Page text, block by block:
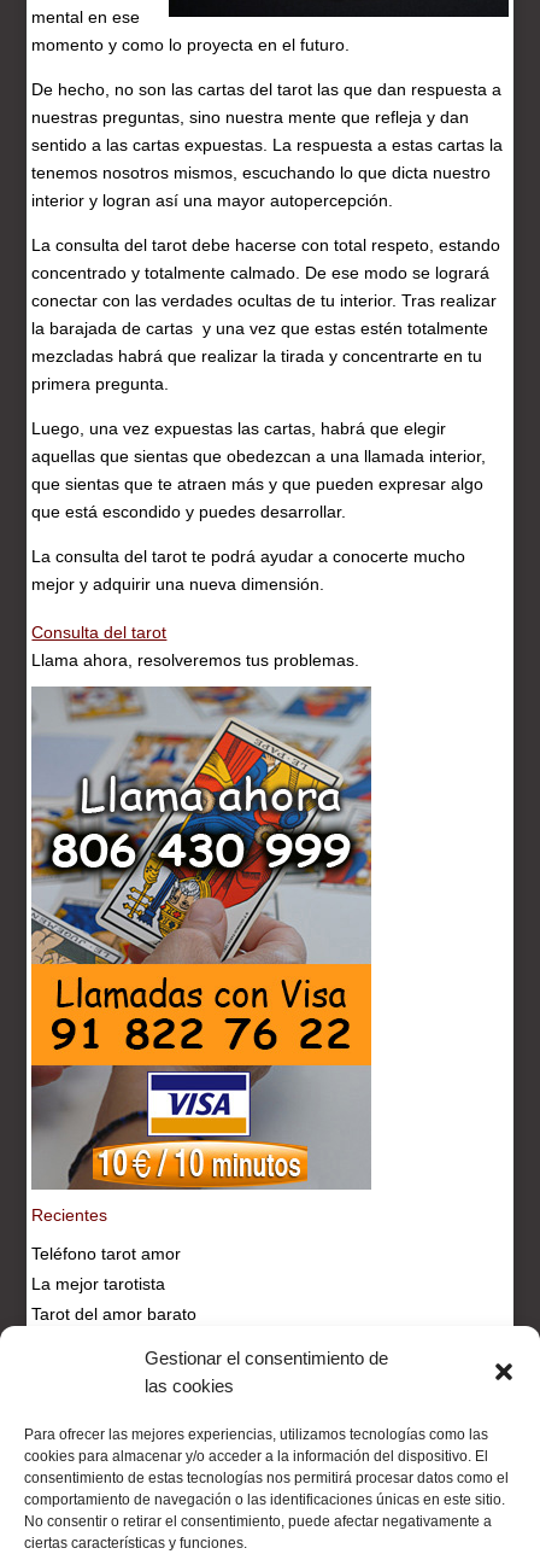
Gestionar el consentimiento de
las cookies
Para ofrecer las mejores experiencias, utilizamos tecnologías como las
cookies para almacenar y/o acceder a la información del dispositivo. El
consentimiento de estas tecnologías nos permitirá procesar datos como el
comportamiento de navegación o las identificaciones únicas en este sitio.
No consentir o retirar el consentimiento, puede afectar negativamente a
ciertas características y funciones.
mental en ese
momento y como lo proyecta en el futuro.
De hecho, no son las cartas del tarot las que dan respuesta a
nuestras preguntas, sino nuestra mente que refleja y dan
sentido a las cartas expuestas. La respuesta a estas cartas la
tenemos nosotros mismos, escuchando lo que dicta nuestro
interior y logran así una mayor autopercepción.
La consulta del tarot debe hacerse con total respeto, estando
concentrado y totalmente calmado. De ese modo se logrará
conectar con las verdades ocultas de tu interior. Tras realizar
la barajada de cartas y una vez que estas estén totalmente
mezcladas habrá que realizar la tirada y concentrarte en tu
primera pregunta.
Luego, una vez expuestas las cartas, habrá que elegir
aquellas que sientas que obedezcan a una llamada interior,
que sientas que te atraen más y que pueden expresar algo
que está escondido y puedes desarrollar.
La consulta del tarot te podrá ayudar a conocerte mucho
mejor y adquirir una nueva dimensión.
Consulta del tarot
Llama ahora, resolveremos tus problemas.
Recientes
Teléfono tarot amor
La mejor tarotista
Tarot del amor barato
Tarot Visa :: Tu tarot visa economico
Cartas del tarot
Cartas tarot Cartomancia
Colores
velas
Consulta tarot Gif Hadas Ninfas
Hechizos
amor
Historia Hadas Imágenes hadas